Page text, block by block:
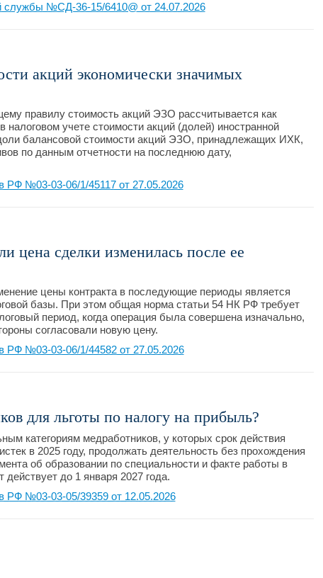
службы №СД-36-15/6410@ от 24.07.2026
акций экономически значимых
правилу стоимость акций ЭЗО рассчитывается как
налоговом учете стоимости акций (долей) иностранной
балансовой стоимости акций ЭЗО, принадлежащих ИХК,
по данным отчетности на последнюю дату,
РФ №03-03-06/1/45117 от 27.05.2026
цена сделки изменилась после ее
цены контракта в последующие периоды является
базы. При этом общая норма статьи 54 НК РФ требует
период, когда операция была совершена изначально,
согласовали новую цену.
РФ №03-03-06/1/44582 от 27.05.2026
для льготы по налогу на прибыль?
категориям медработников, у которых срок действия
в 2025 году, продолжать деятельность без прохождения
об образовании по специальности и факте работы в
до 1 января 2027 года.
РФ №03-03-05/39359 от 12.05.2026